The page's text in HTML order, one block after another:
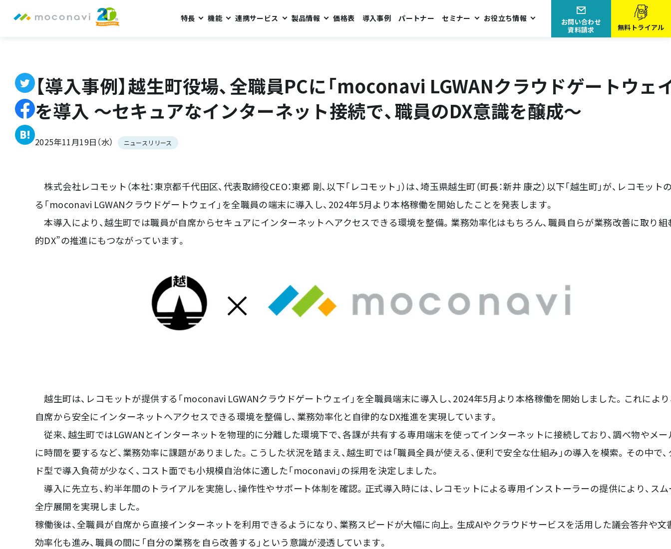
特長 機能 連携サービス 製品情報 価格表 導入事例 パートナー セミナー お役立ち情報
無料トライアル
お問い合わせ
資料請求
【導入事例】越生町役場、全職員PCに「moconavi LGWANクラウドゲートウェ
を導入 〜セキュアなインターネット接続で、職員のDX意識を醸成〜
2025年11月19日（水） ニュースリリース
株式会社レコモット（本社：東京都千代田区、代表取締役CEO：東郷 剛、以下「レコモット」）は、埼玉県越生町（町長：新井 康之）以下「越生町」が、レコモット
る「moconavi LGWANクラウドゲートウェイ」を全職員の端末に導入し、2024年5月より本格稼働を開始したことを発表します。
本導入により、越生町では職員が自席からセキュアにインターネットへアクセスできる環境を整備。業務効率化はもちろん、職員自らが業務改善に取り組
的DX”の推進にもつながっています。
越生町は、レコモットが提供する「moconavi LGWANクラウドゲートウェイ」を全職員端末に導入し、2024年5月より本格稼働を開始しました。これにより
自席から安全にインターネットへアクセスできる環境を整備し、業務効率化と自律的なDX推進を実現しています。
従来、越生町ではLGWANとインターネットを物理的に分離した環境下で、各課が共有する専用端末を使ってインターネットに接続しており、調べ物やメ
に時間を要するなど、業務効率に課題がありました。こうした状況を踏まえ、越生町では「職員全員が使える、便利で安全な仕組み」の導入を模索。その中で
ド型で導入負荷が少なく、コスト面でも小規模自治体に適した「moconavi」の採用を決定しました。
導入に先立ち、約半年間のトライアルを実施し、操作性やサポート体制を確認。正式導入時には、レコモットによる専用インストーラーの提供により、ス
全庁展開を実現しました。
稼働後は、全職員が自席から直接インターネットを利用できるようになり、業務スピードが大幅に向上。生成AIやクラウドサービスを活用した議会答弁や文
効率化も進み、職員の間に「自分の業務を自ら改善する」という意識が浸透しています。